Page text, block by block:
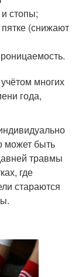
стопы;
(снижают
многих
года,
может быть
травмы
где
стараются